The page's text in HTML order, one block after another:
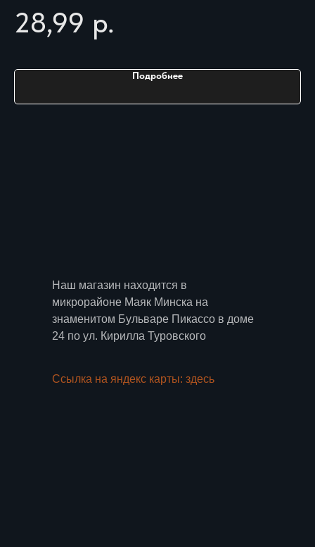
28,99 р.
Подробнее
Наш магазин находится в
микрорайоне Маяк Минска на
знаменитом Бульваре Пикассо в доме
24 по ул. Кирилла Туровского
Ссылка на яндекс карты: здесь